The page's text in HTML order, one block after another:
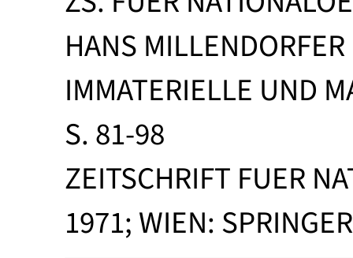
HANS
IMMATERIELLE UND
S. 81-98
ZEITSCHRIFT FUER
1971; WIEN: SPRINGER